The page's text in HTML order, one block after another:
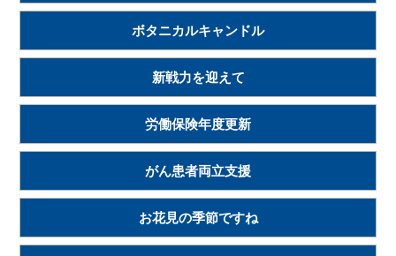
ボタニカルキャンドル
新戦力を迎えて
労働保険年度更新
がん患者両立支援
お花見の季節ですね